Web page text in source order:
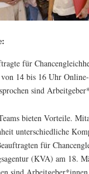
für
14 bis 16 Uhr
sind
bieten Vorteile.
unterschiedliche
für
(KVA) am 18.